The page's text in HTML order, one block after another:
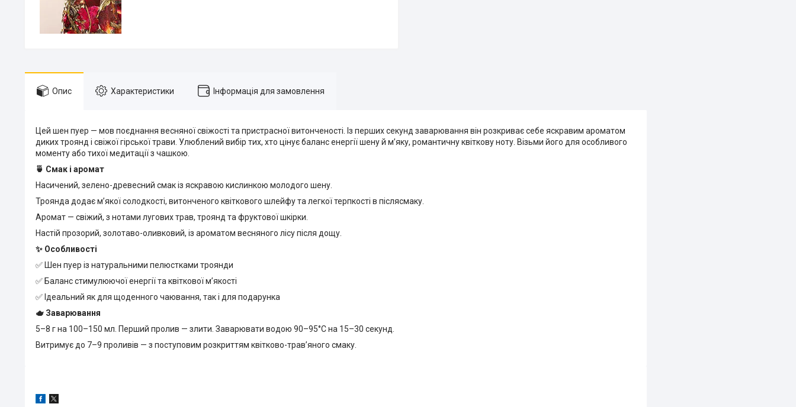
Опис Характеристики Інформація для замовлення
Цей шен пуер — мов поєднання весняної свіжості та пристрасної витонченості. Із перших секунд заварювання він розкриває себе яскравим ароматом
диких троянд і свіжої гірської трави. Улюблений вибір тих, хто цінує баланс енергії шену й м’яку, романтичну квіткову ноту. Візьми його для особливого
моменту або тихої медитації з чашкою.
🍵 Смак і аромат
Насичений, зелено-древесний смак із яскравою кислинкою молодого шену.
Троянда додає м’якої солодкості, витонченого квіткового шлейфу та легкої терпкості в післясмаку.
Аромат — свіжий, з нотами лугових трав, троянд та фруктової шкірки.
Настій прозорий, золотаво-оливковий, із ароматом весняного лісу після дощу.
✨ Особливості
✅ Шен пуер із натуральними пелюстками троянди
✅ Баланс стимулюючої енергії та квіткової м’якості
✅ Ідеальний як для щоденного чаювання, так і для подарунка
🫖 Заварювання
5–8 г на 100–150 мл. Перший пролив — злити. Заварювати водою 90–95°C на 15–30 секунд.
Витримує до 7–9 проливів — з поступовим розкриттям квітково-трав’яного смаку.